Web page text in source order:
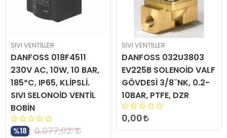
SIVI VENTİLLER
DANFOSS 018F4511
230V AC, 10W, 10 BAR,
185ºC, IP65, KLİPSLİ.
SIVI SELONOİD VENTİL
BOBİN
%18
6.077,02
SIVI VENTİLLER
DANFOSS 032U3803
EV225B SOLENOİD VALF
GÖVDESİ 3/8¨NK, 0.2-
10BAR, PTFE, DZR
0,00